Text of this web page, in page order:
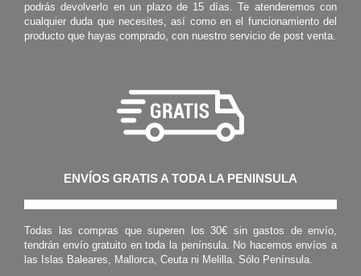
podrás devolverlo en un plazo de 15 días. Te atenderemos con
cualquier duda que necesites, así como en el funcionamiento del
producto que hayas comprado, con nuestro servicio de post venta.
ENVÍOS GRATIS A TODA LA PENINSULA
Todas las compras que superen los 30€ sin gastos de envío,
tendrán envío gratuito en toda la península. No hacemos envíos a
las Islas Baleares, Mallorca, Ceuta ni Melilla. Sólo Península.